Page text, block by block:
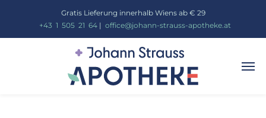
Gratis Lieferung innerhalb Wiens ab € 29
+43 1 505_ 21 64| office@johann-strauss-apotheke.at